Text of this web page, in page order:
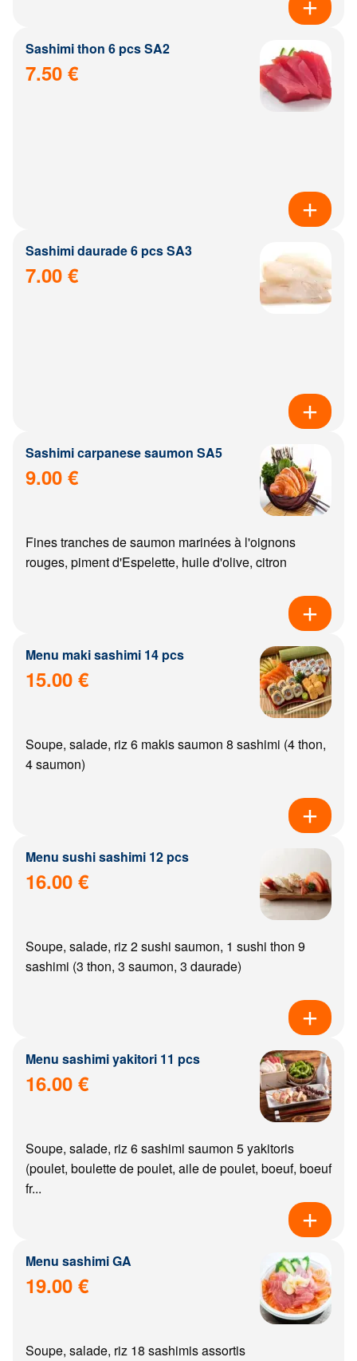
Sashimi thon 6 pcs SA2
7.50 €
Sashimi daurade 6 pcs SA3
7.00 €
Sashimi carpanese saumon SA5
9.00 €
Fines tranches de saumon marinées à l'oignons
rouges, piment d'Espelette, huile d'olive, citron
Menu maki sashimi 14 pcs
15.00 €
Soupe, salade, riz 6 makis saumon 8 sashimi (4 thon,
4 saumon)
Menu sushi sashimi 12 pcs
16.00 €
Soupe, salade, riz 2 sushi saumon, 1 sushi thon 9
sashimi (3 thon, 3 saumon, 3 daurade)
Menu sashimi yakitori 11 pcs
16.00 €
Soupe, salade, riz 6 sashimi saumon 5 yakitoris
(poulet, boulette de poulet, aile de poulet, boeuf, boeuf
fr...
Menu sashimi GA
19.00 €
Soupe, salade, riz 18 sashimis assortis